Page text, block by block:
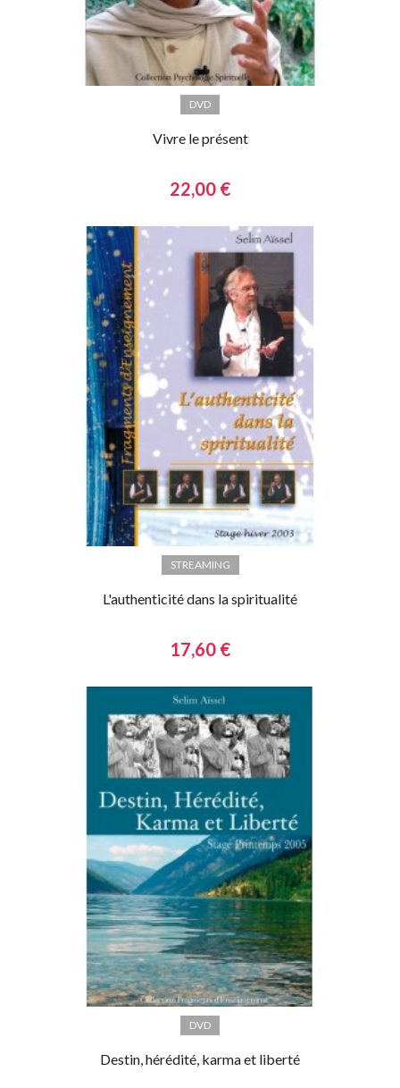
DVD
Vivre le présent
22,00 €
STREAMING
L'authenticité dans la spiritualité
17,60 €
DVD
Destin, hérédité, karma et liberté